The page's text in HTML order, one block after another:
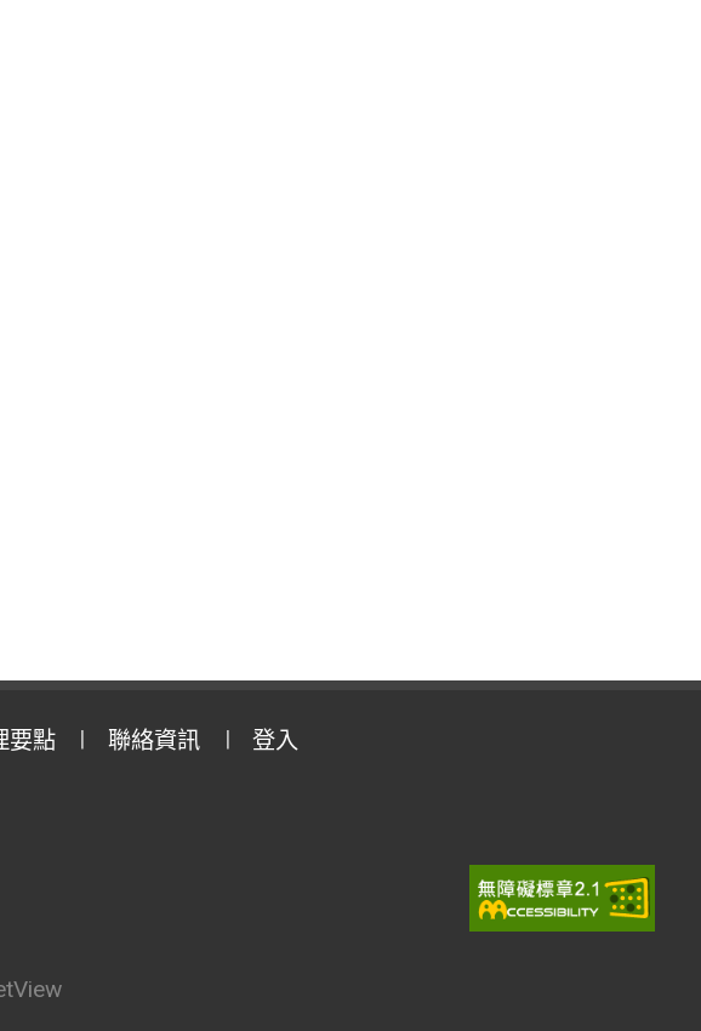
要點 聯絡資訊 登入